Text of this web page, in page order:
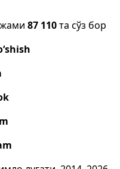
87 110та сўз бор